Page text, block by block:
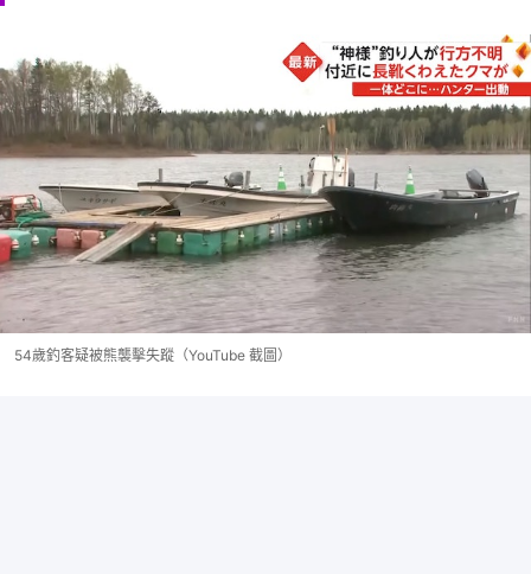
54歲釣客疑被熊襲擊失蹤（YouTube 截圖）